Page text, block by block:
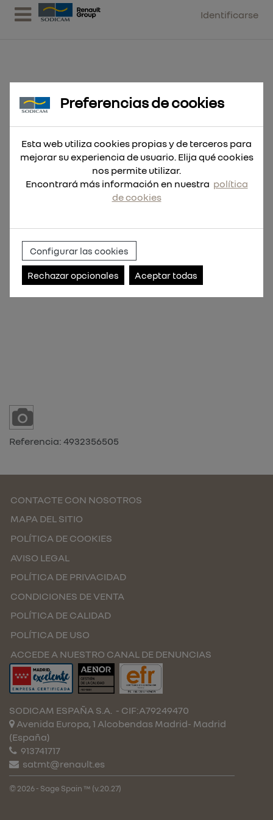
Identificarse
Broca SDS-Plus MX4 20x450
Referencia: 4932356505
CONTACTE CON NOSOTROS
MAPA DEL SITIO
POLÍTICA DE COOKIES
AVISO LEGAL
POLÍTICA DE PRIVACIDAD
CONDICIONES DE VENTA
POLÍTICA DE CALIDAD
POLÍTICA DE USO
ACCEDE A NUESTRO CANAL DE DENUNCIAS
SODICAM ESPAÑA S.A. - CIF:A79249470
Avenida Europa, 1 Alcobendas Madrid- Madrid
(España)
913741717
satmt@renault.es
© 2026 - Sage Spain ™ (v.20.27)
Preferencias de cookies
Esta web utiliza cookies propias y de terceros para
mejorar su experiencia de usuario. Elija qué cookies
nos permite utilizar.
Encontrará más información en nuestra política
de cookies
Configurar las cookies
Rechazar opcionales Aceptar todas